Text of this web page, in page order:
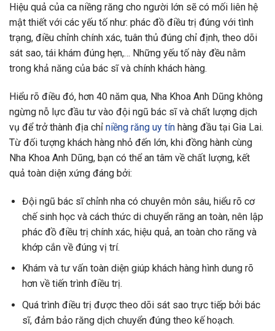
Hiệu quả của ca niềng răng cho người lớn sẽ có mối liên hệ
mật thiết với các yếu tố như: phác đồ điều trị đúng với tình
trạng, điều chỉnh chính xác, tuân thủ đúng chỉ định, theo dõi
sát sao, tái khám đúng hẹn,… Những yếu tố này đều nằm
trong khả năng của bác sĩ và chính khách hàng.
Hiểu rõ điều đó, hơn 40 năm qua, Nha Khoa Anh Dũng không
ngừng nỗ lực đầu tư vào đội ngũ bác sĩ và chất lượng dịch
vụ để trở thành địa chỉ niềng răng uy tín hàng đầu tại Gia Lai.
Từ đối tượng khách hàng nhỏ đến lớn, khi đồng hành cùng
Nha Khoa Anh Dũng, bạn có thể an tâm về chất lượng, kết
quả toàn diện xứng đáng bởi:
Đội ngũ bác sĩ chỉnh nha có chuyên môn sâu, hiểu rõ cơ
chế sinh học và cách thức di chuyển răng an toàn, nên lập
phác đồ điều trị chính xác, hiệu quả, an toàn cho răng và
khớp cắn về đúng vị trí.
Khám và tư vấn toàn diện giúp khách hàng hình dung rõ
hơn về tiến trình điều trị.
Quá trình điều trị được theo dõi sát sao trực tiếp bởi bác
sĩ, đảm bảo răng dịch chuyển đúng theo kế hoạch.